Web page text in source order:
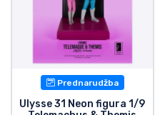
Prednarudžba
Ulysse 31 Neon figura 1/9